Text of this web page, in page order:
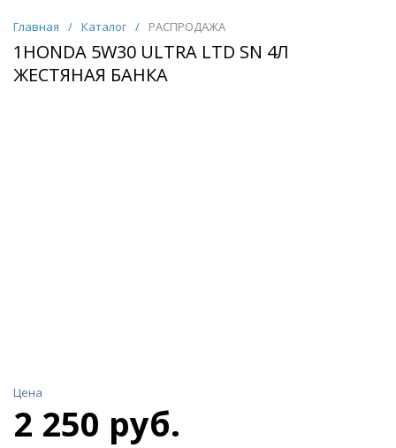
Главная / Каталог / РАСПРОДАЖА
1HONDA 5W30 ULTRA LTD SN 4Л
ЖЕСТЯНАЯ БАНКА
Цена
2 250 руб.